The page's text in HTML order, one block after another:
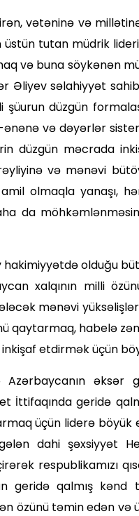
vətəninə və
tutan müdrik
və buna söykənən
Əliyev səlahiyyət
düzgün
və dəyərlər
düzgün məcrada
və mənəvi
olmaqla yana­şı,
da
olduğu
xalqının milli
mənəvi
qaytarmaq, habelə
etdirmək üçün
əksər
İttifaqında geridə
üçün liderə
dahi şəxsiyyət
respublikamızı
geridə qalmış kənd
özünü təmin edən